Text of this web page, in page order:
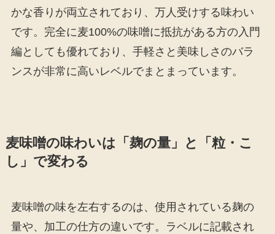
かな香りが両立されており、万人受けする味わい
です。完全に麦100%の味噌に抵抗がある方の入門
編としても優れており、手軽さと美味しさのバラ
ンスが非常に高いレベルでまとまっています。
麦味噌の味わいは「麹の量」と「粒・こ
し」で変わる
麦味噌の味を左右するのは、使用されている麹の
量や、加工の仕方の違いです。ラベルに記載され